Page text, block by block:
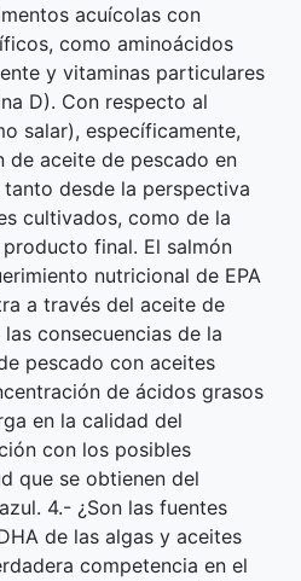
acuícolas con
como aminoácidos
y vitaminas particulares
D). Con respecto al
salar), específicamente,
de aceite de pescado en
desde la perspectiva
cultivados, como de la
final. El salmón
nutricional de EPA
a través del aceite de
consecuencias de la
pescado con aceites
de ácidos grasos
en la calidad del
con los posibles
que se obtienen del
4.- ¿Son las fuentes
de las algas y aceites
competencia en el